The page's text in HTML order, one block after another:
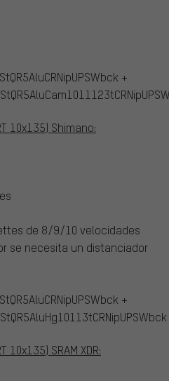
+
10x135) Shimano:
de 8/9/10 velocidades
se necesita un distanciador
+
10x135) SRAM XDR: